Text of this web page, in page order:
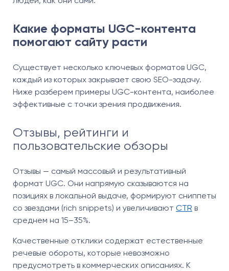
Какие форматы UGC-контента
помогают сайту расти
Существует несколько ключевых форматов UGC,
каждый из которых закрывает свою SEO-задачу.
Ниже разберем примеры UGC-контента, наиболее
эффективные с точки зрения продвижения.
Отзывы, рейтинги и
пользовательские обзоры
Отзывы — самый массовый и результативный
формат UGC. Они напрямую сказываются на
позициях в локальной выдаче, формируют сниппеты
со звездами (rich snippets) и увеличивают CTR в
среднем на 15–35%.
Качественные отклики содержат естественные
речевые обороты, которые невозможно
предусмотреть в коммерческих описаниях. К